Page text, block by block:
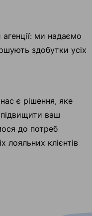
ми надаємо
здобутки усіх
є рішення, яке
підвищити ваш
до потреб
клієнтів